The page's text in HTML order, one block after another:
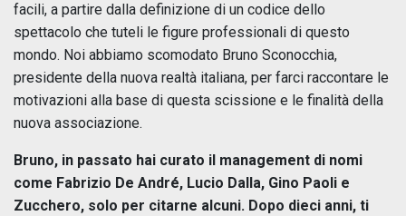
facili, a partire dalla definizione di un codice dello
spettacolo che tuteli le figure professionali di questo
mondo. Noi abbiamo scomodato Bruno Sconocchia,
presidente della nuova realtà italiana, per farci raccontare le
motivazioni alla base di questa scissione e le finalità della
nuova associazione.
Bruno, in passato hai curato il management di nomi
come Fabrizio De André, Lucio Dalla, Gino Paoli e
Zucchero, solo per citarne alcuni. Dopo dieci anni, ti